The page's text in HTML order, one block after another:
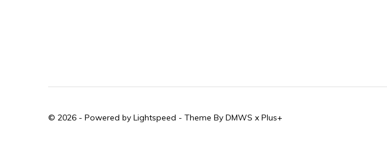
© 2026 - Powered by Lightspeed - Theme By DMWS x Plus+